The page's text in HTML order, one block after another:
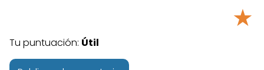
★
Tu puntuación: Útil